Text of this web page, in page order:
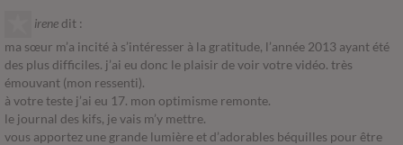
irene dit :
ma sœur m’a incité à s’intéresser à la gratitude, l’année 2013 ayant été
des plus difficiles. j’ai eu donc le plaisir de voir votre vidéo. très
émouvant (mon ressenti).
à votre teste j’ai eu 17. mon optimisme remonte.
le journal des kifs, je vais m’y mettre.
vous apportez une grande lumière et d’adorables béquilles pour être